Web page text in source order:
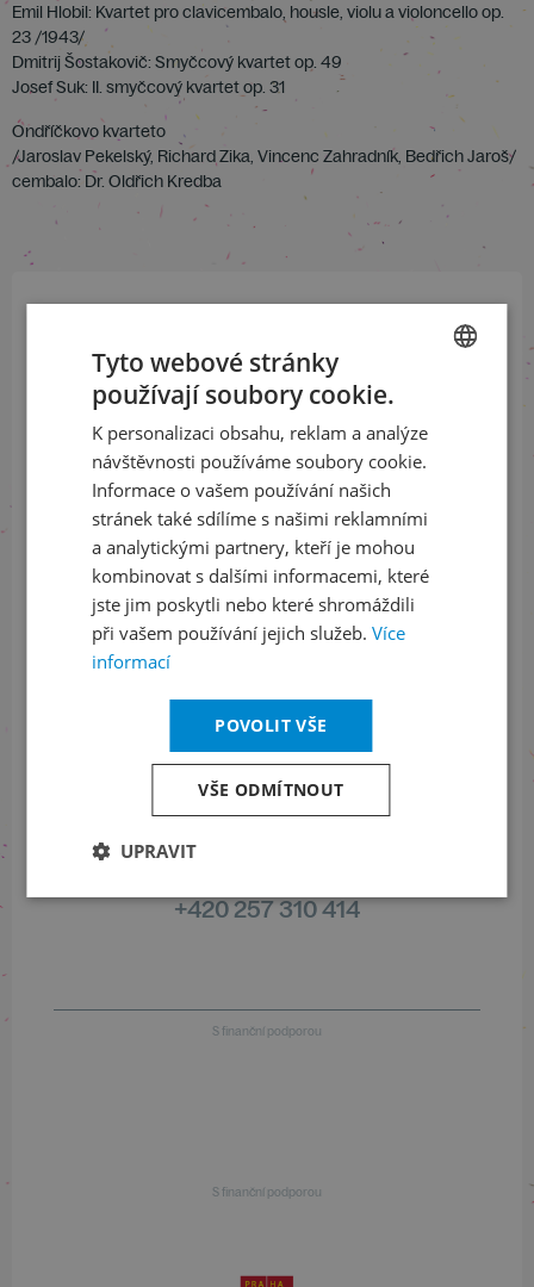
Emil Hlobil: Kvartet pro clavicembalo, housle, violu a violoncello op.
23 /1943/
Dmitrij Šostakovič: Smyčcový kvartet op. 49
Josef Suk: II. smyčcový kvartet op. 31
Ondříčkovo kvarteto
/Jaroslav Pekelský, Richard Zika, Vincenc Zahradník, Bedřich Jaroš/
cembalo: Dr. Oldřich Kredba
a buďte jako první v obraze
ODEBÍRAT NEWSLETTER
Sledujte nás na sociálních sítích
LinkedInflickr
Informace o stavu objednávek
+420 461 049 232
Informace o programu
+420 257 310 414
S finanční podporou
S finanční podporou
ENGLISH
Tyto webové stránky
používají soubory cookie.
K personalizaci obsahu, reklam a analýze
návštěvnosti používáme soubory cookie.
Informace o vašem používání našich
stránek také sdílíme s našimi reklamními
a analytickými partnery, kteří je mohou
kombinovat s dalšími informacemi, které
jste jim poskytli nebo které shromáždili
při vašem používání jejich služeb. Více
informací
POVOLIT VŠE
VŠE ODMÍTNOUT
UPRAVIT